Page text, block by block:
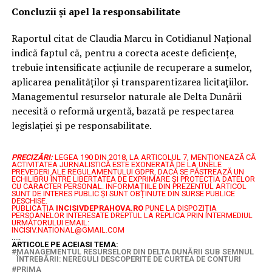
Concluzii și apel la responsabilitate
Raportul citat de Claudia Marcu în Cotidianul Național
indică faptul că, pentru a corecta aceste deficiențe,
trebuie intensificate acțiunile de recuperare a sumelor,
aplicarea penalităților și transparentizarea licitațiilor.
Managementul resurselor naturale ale Delta Dunării
necesită o reformă urgentă, bazată pe respectarea
legislației și pe responsabilitate.
PRECIZĂRI: LEGEA 190 DIN 2018, LA ARTICOLUL 7, MENŢIONEAZĂ CĂ
ACTIVITATEA JURNALISTICĂ ESTE EXONERATĂ DE LA UNELE
PREVEDERI ALE REGULAMENTULUI GDPR, DACĂ SE PĂSTREAZĂ UN
ECHILIBRU ÎNTRE LIBERTATEA DE EXPRIMARE ŞI PROTECŢIA DATELOR
CU CARACTER PERSONAL. INFORMAȚIILE DIN PREZENTUL ARTICOL
SUNT DE INTERES PUBLIC ȘI SUNT OBȚINUTE DIN SURSE PUBLICE
DESCHISE.
PUBLICAȚIA INCISIVDEPRAHOVA.ROPUNE LA DISPOZIȚIA
PERSOANELOR INTERESATE DREPTUL LA REPLICA PRIN INTERMEDIUL
URMĂTORULUI EMAIL:
INCISIV.NATIONAL@GMAIL.COM
.....
ARTICOLE PE ACEIASI TEMA:
MANAGEMENTUL RESURSELOR DIN DELTA DUNĂRII SUB SEMNUL
ÎNTREBĂRII: NEREGULI DESCOPERITE DE CURTEA DE CONTURI
PRIMA